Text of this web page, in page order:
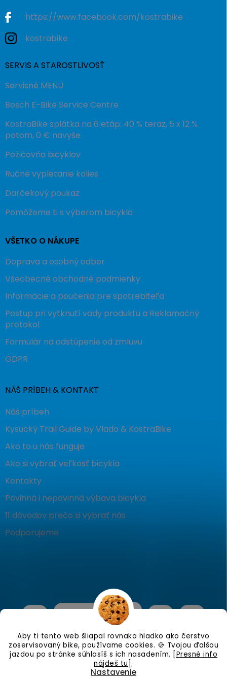
Aby ti tento web šliapal rovnako hladko ako čerstvo
zoservisovaný bike, používame cookies. 🍪 Tvojou ďalšou
jazdou po stránke súhlasíš s ich nasadením. [Presné info
nájdeš tu].
Nastavenie
https://www.facebook.com/kostrabike
kostrabike
SERVIS A STAROSTLIVOSŤ
Servisné MENU
Bosch E-Bike Service Centre
KostraBike splátka na 6 etáp: 40 % teraz, 5 x 12 %
potom, 0 € navyše.
Požičovňa bicyklov
Ručné vypletanie kolies
Darčekový poukaz
Pomôžeme ti s výberom bicykla
VŠETKO O NÁKUPE
Doprava a osobný odber
Všeobecné obchodné podmienky
Informácie a poučenia pre spotrebiteľa
Postup pri vytknutí vady produktu a Reklamačný
protokol
Formulár na odstúpenie od zmluvu
GDPR
NÁŠ PRÍBEH & KONTAKT
Náš príbeh
Kysucký Trail Guide by Vlado & KostraBike
Ako to u nás funguje
Ako si vybrať veľkosť bicykla
Kontakty
Povinná i nepovinná výbava bicykla
11 dôvodov prečo si vybrať nás
Podporujeme